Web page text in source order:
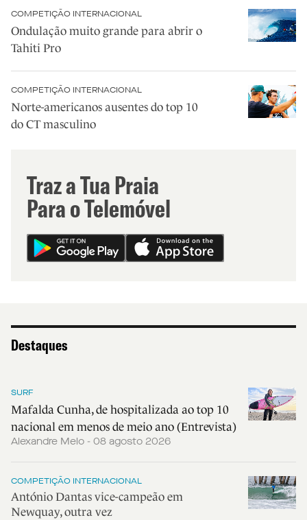
COMPETIÇÃO INTERNACIONAL
Ondulação muito grande para abrir o
Tahiti Pro
COMPETIÇÃO INTERNACIONAL
Norte-americanos ausentes do top 10
do CT masculino
Traz a Tua Praia
Para o Telemóvel
Destaques
SURF
Mafalda Cunha, de hospitalizada ao top 10
nacional em menos de meio ano (Entrevista)
Alexandre Melo - 08 agosto 2026
COMPETIÇÃO INTERNACIONAL
António Dantas vice-campeão em
Newquay, outra vez